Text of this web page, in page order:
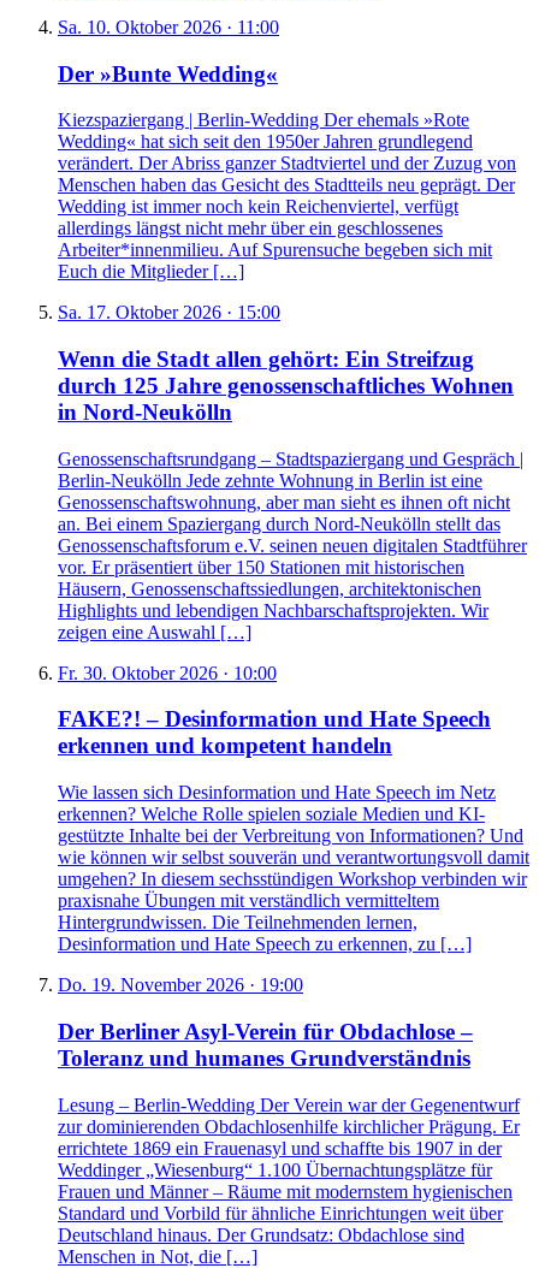
Sa. 10. Oktober 2026 · 11:00
Der »Bunte Wedding«
Kiezspaziergang | Berlin-Wedding Der ehemals »Rote
Wedding« hat sich seit den 1950er Jahren grundlegend
verändert. Der Abriss ganzer Stadtviertel und der Zuzug von
Menschen haben das Gesicht des Stadtteils neu geprägt. Der
Wedding ist immer noch kein Reichenviertel, verfügt
allerdings längst nicht mehr über ein geschlossenes
Arbeiter*innenmilieu. Auf Spurensuche begeben sich mit
Euch die Mitglieder […]
Sa. 17. Oktober 2026 · 15:00
Wenn die Stadt allen gehört: Ein Streifzug
durch 125 Jahre genossenschaftliches Wohnen
in Nord-Neukölln
Genossenschaftsrundgang – Stadtspaziergang und Gespräch |
Berlin-Neukölln Jede zehnte Wohnung in Berlin ist eine
Genossenschaftswohnung, aber man sieht es ihnen oft nicht
an. Bei einem Spaziergang durch Nord-Neukölln stellt das
Genossenschaftsforum e.V. seinen neuen digitalen Stadtführer
vor. Er präsentiert über 150 Stationen mit historischen
Häusern, Genossenschaftssiedlungen, architektonischen
Highlights und lebendigen Nachbarschaftsprojekten. Wir
zeigen eine Auswahl […]
Fr. 30. Oktober 2026 · 10:00
FAKE?! – Desinformation und Hate Speech
erkennen und kompetent handeln
Wie lassen sich Desinformation und Hate Speech im Netz
erkennen? Welche Rolle spielen soziale Medien und KI-
gestützte Inhalte bei der Verbreitung von Informationen? Und
wie können wir selbst souverän und verantwortungsvoll damit
umgehen? In diesem sechsstündigen Workshop verbinden wir
praxisnahe Übungen mit verständlich vermitteltem
Hintergrundwissen. Die Teilnehmenden lernen,
Desinformation und Hate Speech zu erkennen, zu […]
Do. 19. November 2026 · 19:00
Der Berliner Asyl-Verein für Obdachlose –
Toleranz und humanes Grundverständnis
Lesung – Berlin-Wedding Der Verein war der Gegenentwurf
zur dominierenden Obdachlosenhilfe kirchlicher Prägung. Er
errichtete 1869 ein Frauenasyl und schaffte bis 1907 in der
Weddinger „Wiesenburg“ 1.100 Übernachtungsplätze für
Frauen und Männer – Räume mit modernstem hygienischen
Standard und Vorbild für ähnliche Einrichtungen weit über
Deutschland hinaus. Der Grundsatz: Obdachlose sind
Menschen in Not, die […]